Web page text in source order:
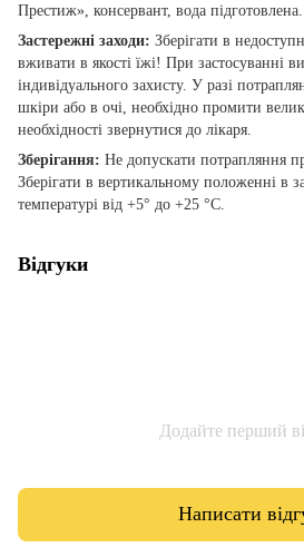
Престиж», консервант, вода підготовлена.
Застережні заходи: Зберігати в
вживати в якості їжі! При застосуванні
індивідуального захисту. У разі
шкіри або в очі, необхідно промити
необхідності звернутися до лікаря.
Зберігання: Не допускати потрапляння
Зберігати в вертикальному положенні в
температурі від +5° до +25 °С.
Відгуки
Додайте перший
Написати